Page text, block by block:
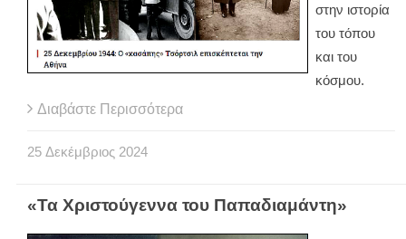
στην ιστορία
του τόπου
και του
κόσμου.
Διαβάστε Περισσότερα
25 Δεκέμβριος 2024
«Τα Χριστούγεννα του Παπαδιαμάντη»